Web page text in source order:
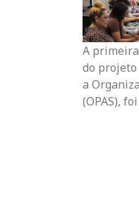
A
do projeto
a
(OPAS),